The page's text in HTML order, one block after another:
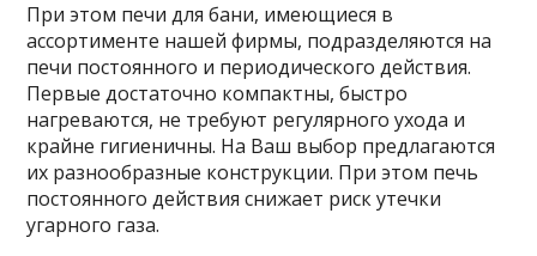
При этом печи для бани, имеющиеся в
ассортименте нашей фирмы, подразделяются на
печи постоянного и периодического действия.
Первые достаточно компактны, быстро
нагреваются, не требуют регулярного ухода и
крайне гигиеничны. На Ваш выбор предлагаются
их разнообразные конструкции. При этом печь
постоянного действия снижает риск утечки
угарного газа.